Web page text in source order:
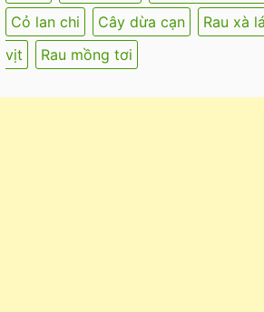
Cỏ lan chi
Cây dừa cạn Rau xà
vịt
Rau mồng tơi